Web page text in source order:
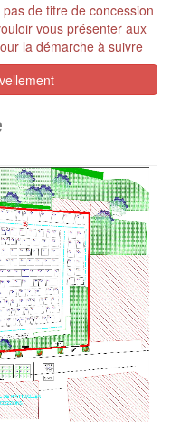
de titre de concession
vous présenter aux
la démarche à suivre